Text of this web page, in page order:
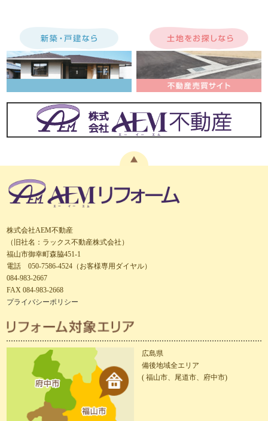
株式会社AEM不動産
（旧社名：ラックス不動産株式会社）
福山市御幸町森脇451-1
電話 050-7586-4524（お客様専用ダイヤル）
084-983-2667
FAX 084-983-2668
プライバシーポリシー
広島県
備後地域全エリア
( 福山市、尾道市、府中市)